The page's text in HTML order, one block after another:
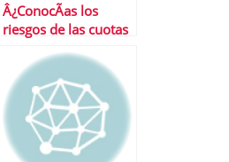
Â¿ConocÃ­as los
riesgos de las cuotas
CAM?